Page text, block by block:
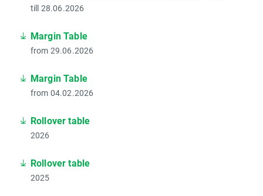
till 28.06.2026
Margin Table
from 29.06.2026
Margin Table
from 04.02.2026
Rollover table
2026
Rollover table
2025